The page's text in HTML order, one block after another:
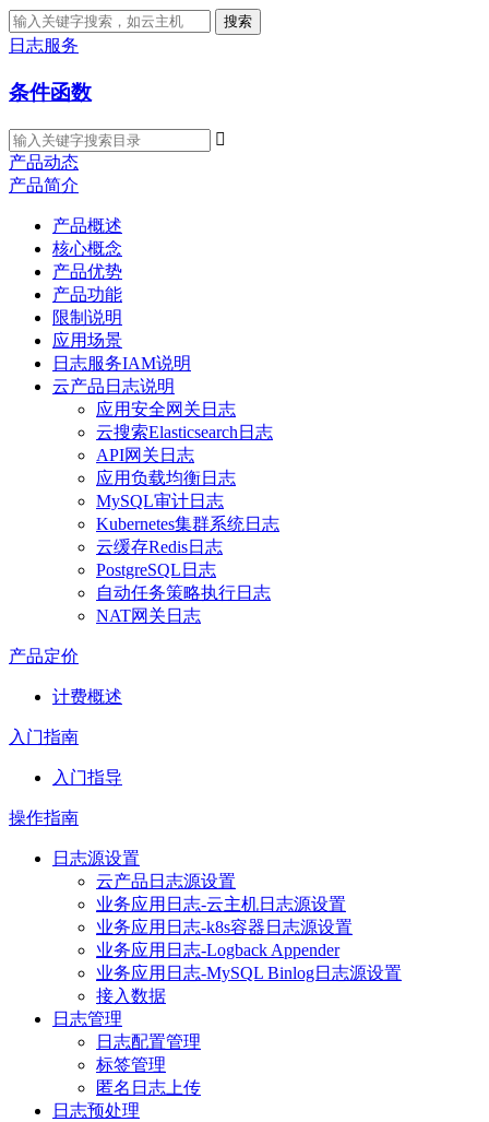
搜索
日志服务
条件函数

产品动态
产品简介
产品概述
核心概念
产品优势
产品功能
限制说明
应用场景
日志服务IAM说明
云产品日志说明
应用安全网关日志
云搜索Elasticsearch日志
API网关日志
应用负载均衡日志
MySQL审计日志
Kubernetes集群系统日志
云缓存Redis日志
PostgreSQL日志
自动任务策略执行日志
NAT网关日志
产品定价
计费概述
入门指南
入门指导
操作指南
日志源设置
云产品日志源设置
业务应用日志-云主机日志源设置
业务应用日志-k8s容器日志源设置
业务应用日志-Logback Appender
业务应用日志-MySQL Binlog日志源设置
接入数据
日志管理
日志配置管理
标签管理
匿名日志上传
日志预处理